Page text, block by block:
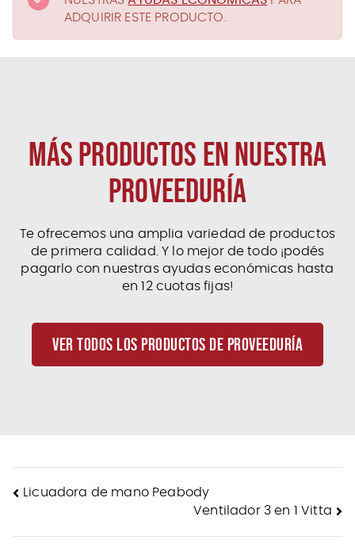
ADQUIRIR ESTE PRODUCTO.
MÁS PRODUCTOS EN NUESTRA
PROVEEDURÍA
Te ofrecemos una amplia variedad de productos
de primera calidad. Y lo mejor de todo ¡podés
pagarlo con nuestras ayudas económicas hasta
en 12 cuotas fijas!
VER TODOS LOS PRODUCTOS DE PROVEEDURÍA
NAVEGACIÓN
DE
Licuadora de mano Peabody
Ventilador 3 en 1 Vitta